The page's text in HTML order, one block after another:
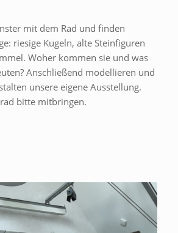
mit dem Rad und finden
riesige Kugeln, alte Steinfiguren
Woher kommen sie und was
Anschließend modellieren und
unsere eigene Ausstellung.
bitte mitbringen.